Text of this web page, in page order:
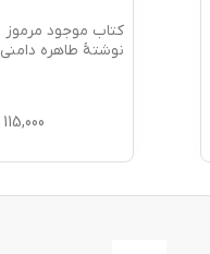
کتاب موجود مرموز
نوشتۀ طاهره دامنی
115,000